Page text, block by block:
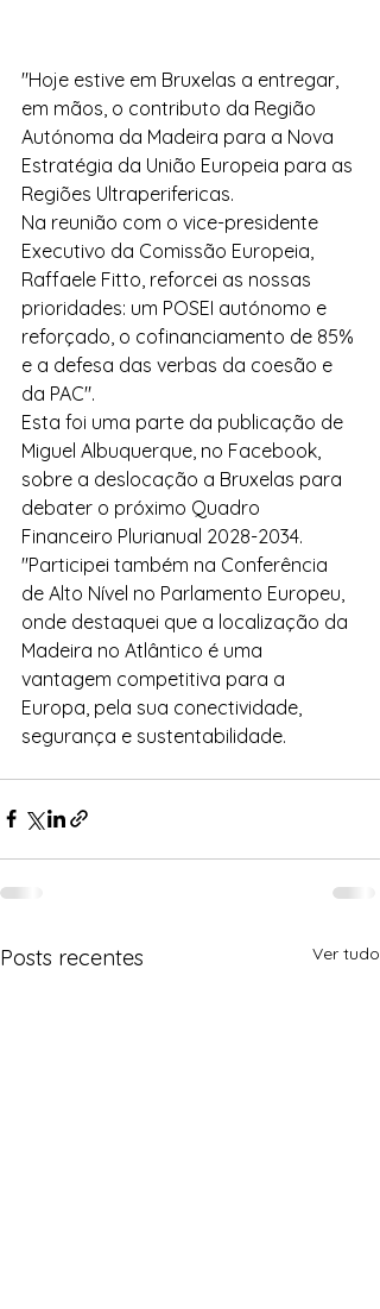
"Hoje estive em Bruxelas a entregar,
em mãos, o contributo da Região
Autónoma da Madeira para a Nova
Estratégia da União Europeia para as
Regiões Ultraperifericas.
Na reunião com o vice-presidente
Executivo da Comissão Europeia,
Raffaele Fitto, reforcei as nossas
prioridades: um POSEI autónomo e
reforçado, o cofinanciamento de 85%
e a defesa das verbas da coesão e
da PAC".
Esta foi uma parte da publicação de
Miguel Albuquerque, no Facebook,
sobre a deslocação a Bruxelas para
debater o próximo Quadro
Financeiro Plurianual 2028-2034.
"Participei também na Conferência
de Alto Nível no Parlamento Europeu,
onde destaquei que a localização da
Madeira no Atlântico é uma
vantagem competitiva para a
Europa, pela sua conectividade,
segurança e sustentabilidade.
Posts recentes Ver tudo